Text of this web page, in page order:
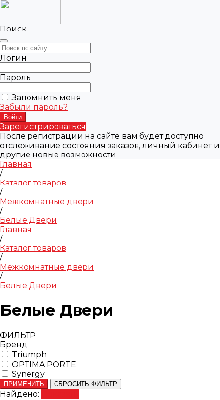
Поиск
Логин
Пароль
Запомнить меня
Забыли пароль?
Зарегистрироваться
После регистрации на сайте вам будет доступно
отслеживание состояния заказов, личный кабинет и
другие новые возможности
Главная
/
Каталог товаров
/
Межкомнатные двери
/
Белые Двери
Главная
/
Каталог товаров
/
Межкомнатные двери
/
Белые Двери
Белые Двери
ФИЛЬТР
Бренд
Triumph
OPTIMA PORTE
Synergy
ПРИМЕНИТЬ СБРОСИТЬ ФИЛЬТР
Найдено: